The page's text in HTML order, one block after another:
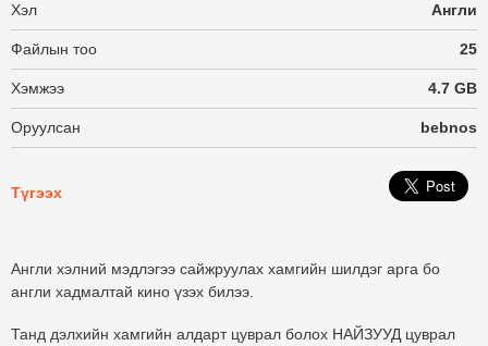
Хэл Англи
Файлын тоо 25
Хэмжээ 4.7 GB
Оруулсан bebnos
Түгээх
Англи хэлний мэдлэгээ сайжруулах хамгийн шилдэг арга бо
англи хадмалтай кино үзэх билээ.
Танд дэлхийн хамгийн алдарт цуврал болох НАЙЗУУД цуврал